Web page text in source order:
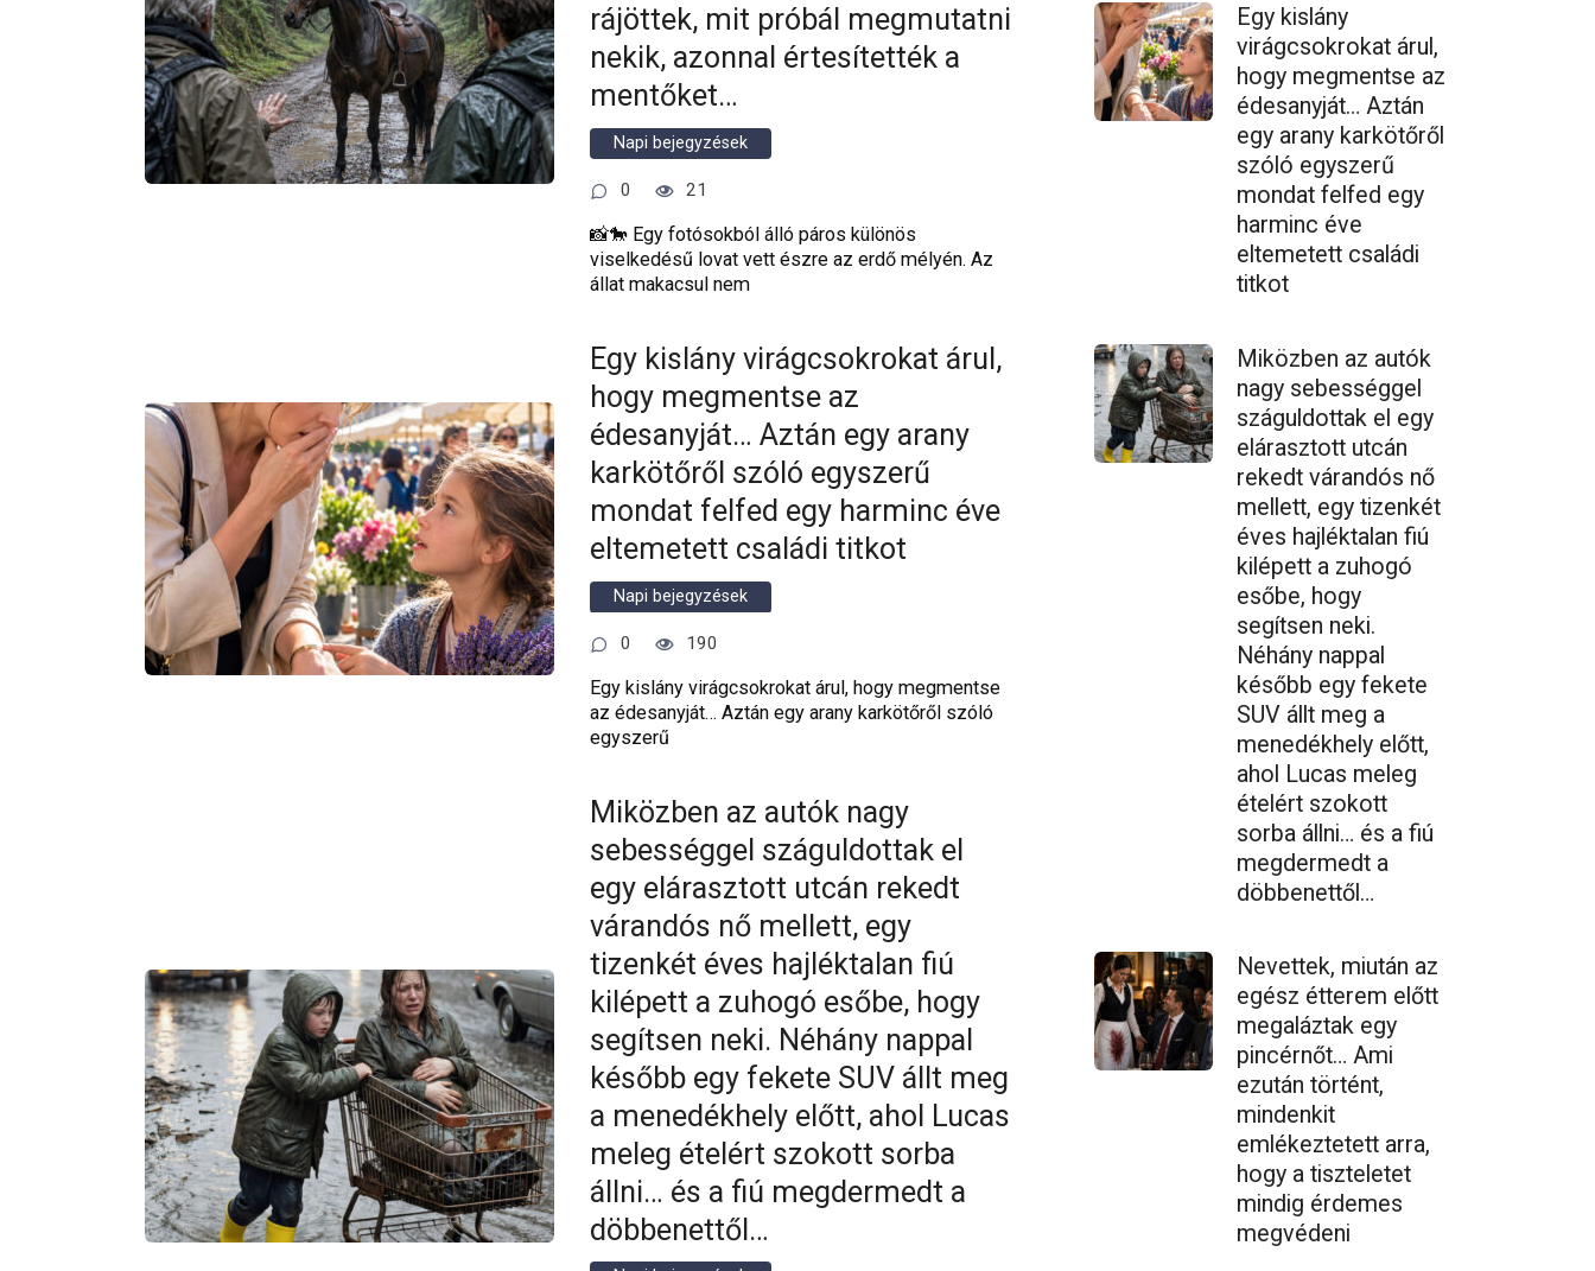
rájöttek, mit próbál megmutatni
nekik, azonnal értesítették a
mentőket…
Napi bejegyzések
0 21
📸🐎 Egy fotósokból álló páros különös
viselkedésű lovat vett észre az erdő mélyén. Az
állat makacsul nem
Egy kislány virágcsokrokat árul,
hogy megmentse az
édesanyját… Aztán egy arany
karkötőről szóló egyszerű
mondat felfed egy harminc éve
eltemetett családi titkot
Napi bejegyzések
0 190
Egy kislány virágcsokrokat árul, hogy megmentse
az édesanyját… Aztán egy arany karkötőről szóló
egyszerű
Miközben az autók nagy
sebességgel száguldottak el
egy elárasztott utcán rekedt
várandós nő mellett, egy
tizenkét éves hajléktalan fiú
kilépett a zuhogó esőbe, hogy
segítsen neki. Néhány nappal
később egy fekete SUV állt meg
a menedékhely előtt, ahol Lucas
meleg ételért szokott sorba
állni… és a fiú megdermedt a
döbbenettől…
Egy kislány
virágcsokrokat árul,
hogy megmentse az
édesanyját… Aztán
egy arany karkötőről
szóló egyszerű
mondat felfed egy
harminc éve
eltemetett családi
titkot
Miközben az autók
nagy sebességgel
száguldottak el egy
elárasztott utcán
rekedt várandós nő
mellett, egy tizenkét
éves hajléktalan fiú
kilépett a zuhogó
esőbe, hogy
segítsen neki.
Néhány nappal
később egy fekete
SUV állt meg a
menedékhely előtt,
ahol Lucas meleg
ételért szokott
sorba állni… és a fiú
megdermedt a
döbbenettől…
Nevettek, miután az
egész étterem előtt
megaláztak egy
pincérnőt… Ami
ezután történt,
mindenkit
emlékeztetett arra,
hogy a tiszteletet
mindig érdemes
megvédeni